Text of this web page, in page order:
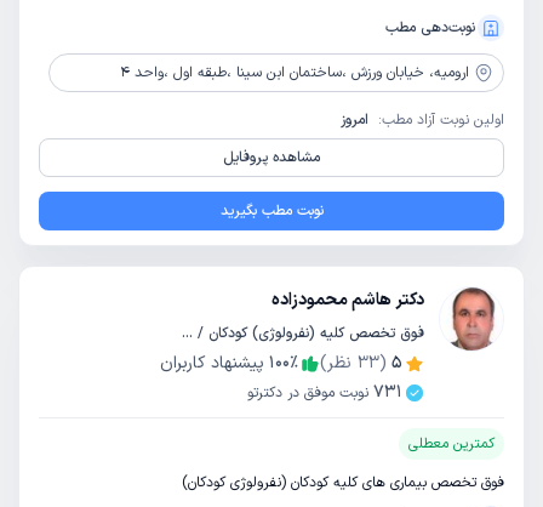
نوبت‌دهی مطب
ارومیه، خیابان ورزش ،ساختمان ابن سینا ،طبقه اول ،واحد 4
اولین نوبت آزاد مطب: امروز
مشاهده پروفایل
نوبت مطب بگیرید
دکتر هاشم محمودزاده
فوق تخصص کلیه (نفرولوژی) کودکان / تخصص کودکان و اطفال
5
(
33 نظر) 100٪
پیشنهاد کاربران
731 نوبت موفق در دکترتو
کمترین معطلی
فوق تخصص بیماری های کلیه کودکان (نفرولوژی کودکان)